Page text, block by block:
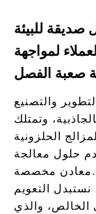
صديقة للبيئة
لمواجهة
صعبة الفصل
والتصنيع
وتمتلك
الحلزونية
حلول معالجة
معادن مخصصة.
التعويم
الخالص، والذي
دراسات الحالة
الأسئلة الشائعة